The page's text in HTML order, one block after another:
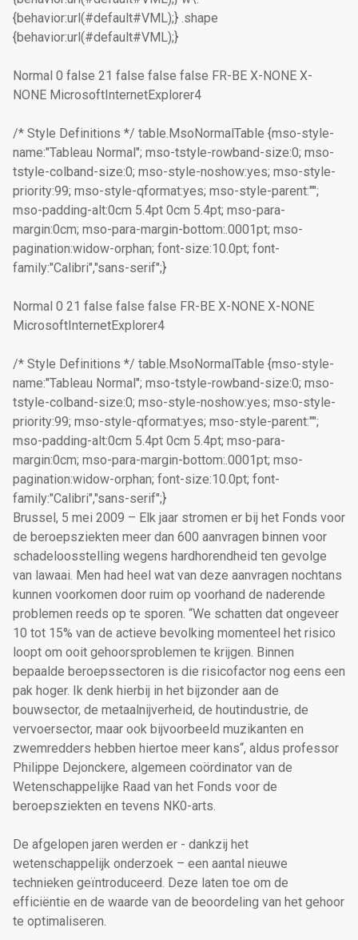
{behavior:url(#default#VML);} .shape
{behavior:url(#default#VML);}
Normal 0 false 21 false false false FR-BE X-NONE X-
NONE MicrosoftInternetExplorer4
/* Style Definitions */ table.MsoNormalTable {mso-style-
name:"Tableau Normal"; mso-tstyle-rowband-size:0; mso-
tstyle-colband-size:0; mso-style-noshow:yes; mso-style-
priority:99; mso-style-qformat:yes; mso-style-parent:"";
mso-padding-alt:0cm 5.4pt 0cm 5.4pt; mso-para-
margin:0cm; mso-para-margin-bottom:.0001pt; mso-
pagination:widow-orphan; font-size:10.0pt; font-
family:"Calibri","sans-serif";}
Normal 0 21 false false false FR-BE X-NONE X-NONE
MicrosoftInternetExplorer4
/* Style Definitions */ table.MsoNormalTable {mso-style-
name:"Tableau Normal"; mso-tstyle-rowband-size:0; mso-
tstyle-colband-size:0; mso-style-noshow:yes; mso-style-
priority:99; mso-style-qformat:yes; mso-style-parent:"";
mso-padding-alt:0cm 5.4pt 0cm 5.4pt; mso-para-
margin:0cm; mso-para-margin-bottom:.0001pt; mso-
pagination:widow-orphan; font-size:10.0pt; font-
family:"Calibri","sans-serif";}
Brussel, 5 mei 2009 – Elk jaar stromen er bij het Fonds voor
de beroepsziekten meer dan 600 aanvragen binnen voor
schadeloosstelling wegens hardhorendheid ten gevolge
van lawaai. Men had heel wat van deze aanvragen nochtans
kunnen voorkomen door ruim op voorhand de naderende
problemen reeds op te sporen. “We schatten dat ongeveer
10 tot 15% van de actieve bevolking momenteel het risico
loopt om ooit gehoorsproblemen te krijgen. Binnen
bepaalde beroepssectoren is die risicofactor nog eens een
pak hoger. Ik denk hierbij in het bijzonder aan de
bouwsector, de metaalnijverheid, de houtindustrie, de
vervoersector, maar ook bijvoorbeeld muzikanten en
zwemredders hebben hiertoe meer kans“, aldus professor
Philippe Dejonckere, algemeen coördinator van de
Wetenschappelijke Raad van het Fonds voor de
beroepsziekten en tevens NK0-arts.
De afgelopen jaren werden er - dankzij het
wetenschappelijk onderzoek – een aantal nieuwe
technieken geïntroduceerd. Deze laten toe om de
efficiëntie en de waarde van de beoordeling van het gehoor
te optimaliseren.